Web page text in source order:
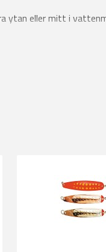
ytan eller mitt i